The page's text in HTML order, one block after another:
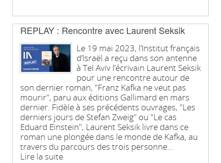
REPLAY : Rencontre avec Laurent Seksik
Le 19 mai 2023, l’Institut français
d’Israël a reçu dans son antenne
à Tel Aviv l’écrivain Laurent Seksik
pour une rencontre autour de
son dernier roman, "Franz Kafka ne veut pas
mourir", paru aux éditions Gallimard en mars
dernier. Fidèle à ses précédents ouvrages, "Les
derniers jours de Stefan Zweig" ou "Le cas
Eduard Einstein", Laurent Seksik livre dans ce
roman une plongée dans le monde de Kafka, au
travers du parcours des trois personne...
Lire la suite